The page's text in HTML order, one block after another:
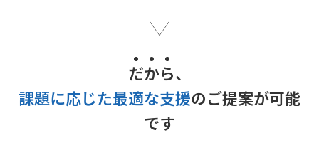
だから、
課題に応じた最適な支援のご提案が可能
です